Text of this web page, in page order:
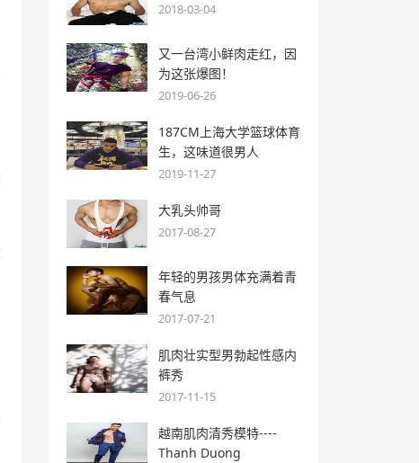
2018-03-04
又一台湾小鲜肉走红，因
为这张爆图！
2019-06-26
187CM上海大学篮球体育
生，这味道很男人
2019-11-27
大乳头帅哥
2017-08-27
年轻的男孩男体充满着青
春气息
2017-07-21
肌肉壮实型男勃起性感内
裤秀
2017-11-15
越南肌肉清秀模特----
Thanh Duong